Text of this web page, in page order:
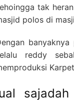
tak
polos di
reddy